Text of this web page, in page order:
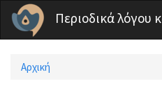
Παράκαμψη προς το κυρίως
Περιοδικά λόγου
Είστε εδώ
Αρχική